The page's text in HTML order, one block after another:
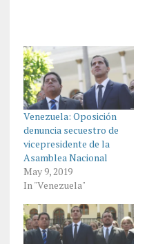
Venezuela: Oposición
denuncia secuestro de
vicepresidente de la
Asamblea Nacional
May 9, 2019
In "Venezuela"